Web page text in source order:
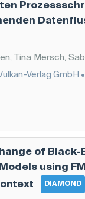
Tina Mersch,
Verlag GmbH
of Black-
using
DIAMOND